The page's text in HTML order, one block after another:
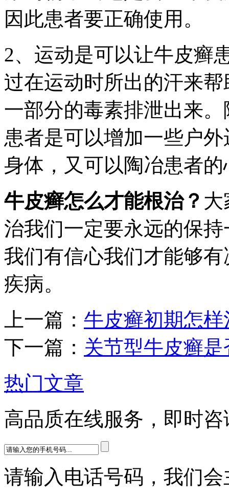
因此患者要正确使用。
2、运动是可以让牛皮癣
过在运动时所出的汗来
一部分的毒素排泄出来
患者是可以增加一些户
身体，又可以陶冶患者的
牛皮癣怎么才能根治？ 大
治我们一定要永远的保
我们有信心我们才能够
疾病。
上一篇： 牛皮癣初期怎
下一篇： 关节型牛皮癣
热门文章
高品质在线服务，即时咨
请输入电话号码，我们